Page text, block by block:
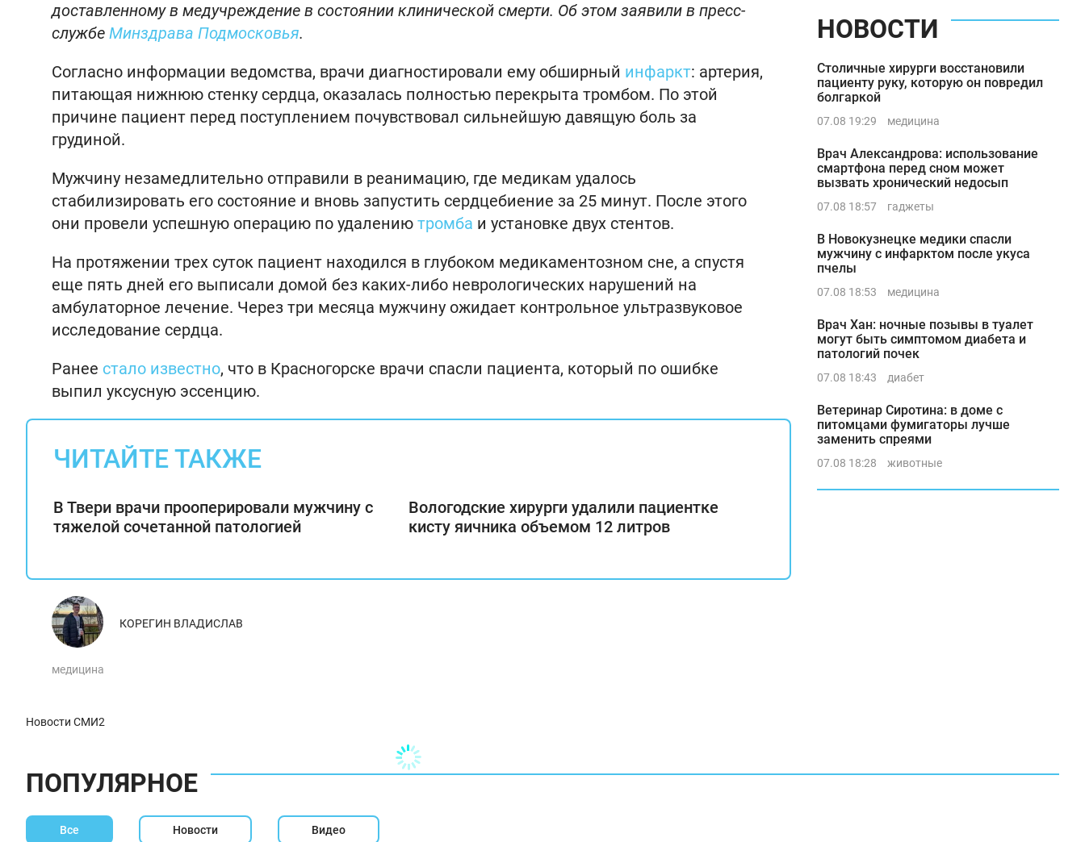
доставленному в медучреждение в состоянии клинической смерти. Об этом заявили в пресс-
службе Минздрава Подмосковья.
Согласно информации ведомства, врачи диагностировали ему обширный инфаркт: артерия,
питающая нижнюю стенку сердца, оказалась полностью перекрыта тромбом. По этой
причине пациент перед поступлением почувствовал сильнейшую давящую боль за
грудиной.
Мужчину незамедлительно отправили в реанимацию, где медикам удалось
стабилизировать его состояние и вновь запустить сердцебиение за 25 минут. После этого
они провели успешную операцию по удалению тромба и установке двух стентов.
На протяжении трех суток пациент находился в глубоком медикаментозном сне, а спустя
еще пять дней его выписали домой без каких-либо неврологических нарушений на
амбулаторное лечение. Через три месяца мужчину ожидает контрольное ультразвуковое
исследование сердца.
Ранее стало известно, что в Красногорске врачи спасли пациента, который по ошибке
выпил уксусную эссенцию.
ЧИТАЙТЕ ТАКЖЕ
В Твери врачи прооперировали мужчину с
тяжелой сочетанной патологией
Вологодские хирурги удалили пациентке
кисту яичника объемом 12 литров
КОРЕГИН ВЛАДИСЛАВ
медицина
Новости СМИ2
НОВОСТИ
Столичные хирурги восстановили
пациенту руку, которую он повредил
болгаркой
07.08 19:29 медицина
Врач Александрова: использование
смартфона перед сном может
вызвать хронический недосып
07.08 18:57 гаджеты
В Новокузнецке медики спасли
мужчину с инфарктом после укуса
пчелы
07.08 18:53 медицина
Врач Хан: ночные позывы в туалет
могут быть симптомом диабета и
патологий почек
07.08 18:43 диабет
Ветеринар Сиротина: в доме с
питомцами фумигаторы лучше
заменить спреями
07.08 18:28 животные
ПОПУЛЯРНОЕ
Все Новости Видео